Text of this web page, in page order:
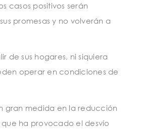
casos positivos serán
promesas y no volverán a
de sus hogares, ni siquiera
operar en condiciones de
gran medida en la reducción
ha provocado el desvío